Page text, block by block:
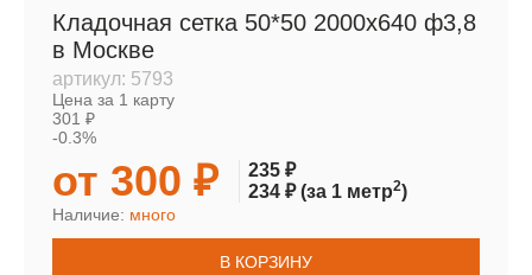
Кладочная сетка 50*50 2000х640 ф3,8
в Москве
артикул: 5793
Цена за 1 карту
301 ₽
-0.3%
от 300 ₽
235 ₽
234 ₽(за 1 метр2)
Наличие: много
В КОРЗИНУ